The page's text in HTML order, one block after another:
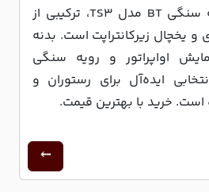
میزکار یخچال‌دار رویه سنگی BT مدل TS3، ترکیبی از
و یخچال زیرکانتراپت است. بدنه
اواپراتور و رویه سنگی
ایده‌آل برای رستوران و
خرید با بهترین قیمت.